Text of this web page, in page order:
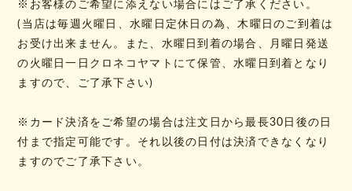
※お客様のご希望に添えない場合にはご了承ください。
(当店は毎週火曜日、水曜日定休日の為、木曜日のご到着は
お受け出来ません。また、水曜日到着の場合、月曜日発送
の火曜日一日クロネコヤマトにて保管、水曜日到着となり
ますので、ご了承下さい)
※カード決済をご希望の場合は注文日から最長30日後の日
付まで指定可能です。それ以後の日付は決済できなくなり
ますのでご了承下さい。